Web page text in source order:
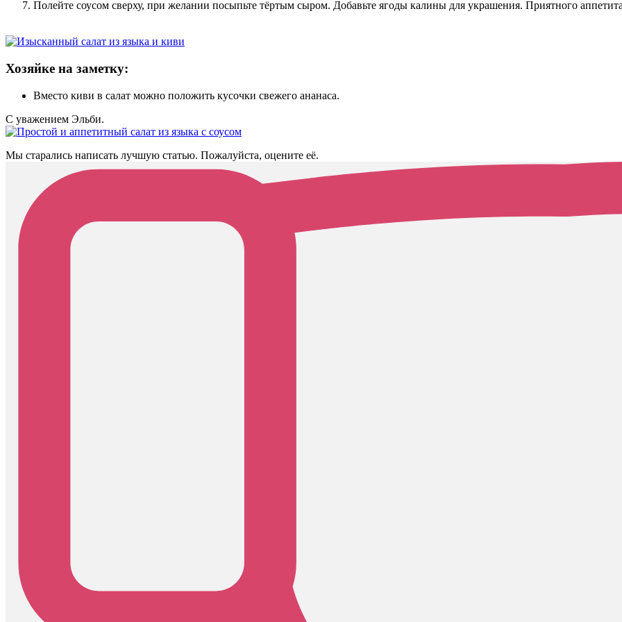
Полейте соусом сверху, при желании посыпьте тёртым сыром. Добавьте ягоды калины для украшения. Приятного
Хозяйке на заметку:
Вместо киви в салат можно положить кусочки свежего ананаса.
С уважением Эльби.
Мы старались написать лучшую статью. Пожалуйста, оцените её.